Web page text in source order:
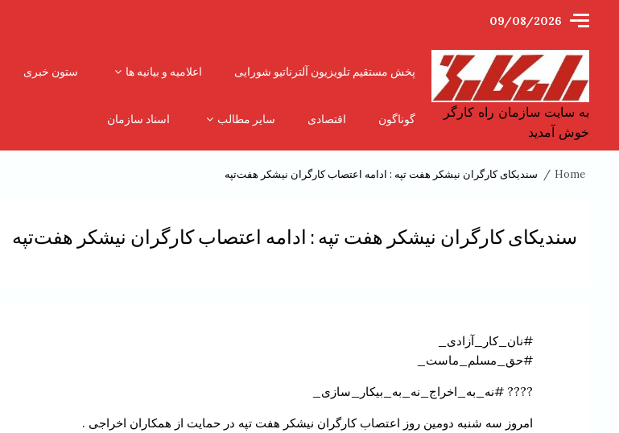
09/08/2026
به سایت سازمان راه کارگر
خوش آمدید
پخش مستقیم تلویزیون آلترناتیو شورایی اعلامیه و بیانیه ها ستون خبری
گوناگون اقتصادی سایر مطالب اسناد سازمان
Home سندیکای کارگران نیشکر هفت تپه : ادامه اعتصاب کارگران نیشکر هفت‌تپه
سندیکای کارگران نیشکر هفت تپه : ادامه اعتصاب کارگران نیشکر هفت‌تپه
#نان_کار_آزادی_
#حق_مسلم_ماست_
???? #نه_به_اخراج_نه_به_بیکار_سازی_
امروز سه شنبه دومین روز اعتصاب کارگران نیشکر هفت تپه در حمایت از همکاران اخراجی .